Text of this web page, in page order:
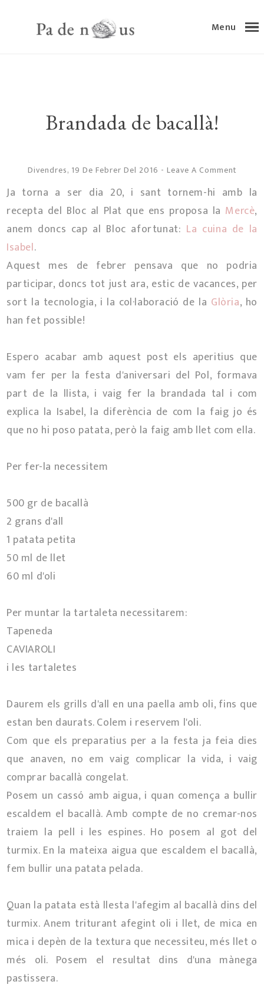
Menu
Brandada de bacallà!
Divendres, 19 De Febrer Del 2016 - Leave A Comment
Ja torna a ser dia 20, i sant tornem-hi amb la
recepta del Bloc al Plat que ens proposa la Mercè,
anem doncs cap al Bloc afortunat: La cuina de la
Isabel.
Aquest mes de febrer pensava que no podria
participar, doncs tot just ara, estic de vacances, per
sort la tecnologia, i la col·laboració de la Glòria, ho
han fet possible!
Espero acabar amb aquest post els aperitius que
vam fer per la festa d'aniversari del Pol, formava
part de la llista, i vaig fer la brandada tal i com
explica la Isabel, la diferència de com la faig jo és
que no hi poso patata, però la faig amb llet com ella.
Per fer-la necessitem
500 gr de bacallà
2 grans d'all
1 patata petita
50 ml de llet
60 ml d'oli
Per muntar la tartaleta necessitarem:
Tapeneda
CAVIAROLI
i les tartaletes
Daurem els grills d'all en una paella amb oli, fins que
estan ben daurats. Colem i reservem l'oli.
Com que els preparatius per a la festa ja feia dies
que anaven, no em vaig complicar la vida, i vaig
comprar bacallà congelat.
Posem un cassó amb aigua, i quan comença a bullir
escaldem el bacallà. Amb compte de no cremar-nos
traiem la pell i les espines. Ho posem al got del
turmix. En la mateixa aigua que escaldem el bacallà,
fem bullir una patata pelada.
Quan la patata està llesta l'afegim al bacallà dins del
turmix. Anem triturant afegint oli i llet, de mica en
mica i depèn de la textura que necessiteu, més llet o
més oli. Posem el resultat dins d'una mànega
pastissera.